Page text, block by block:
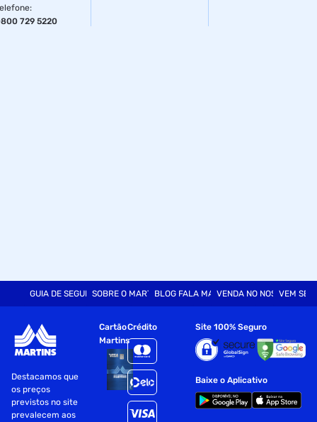
:
729 5220
GUIA DE SEGURANÇASOBRE O MARTINSBLOG FALA MARTVENDA NO NOSSO SITE
VEM SER
Destacamos que
os preços
previstos no site
prevalecem aos
Cartão
Martins
Crédito Site 100% Seguro
Baixe o Aplicativo